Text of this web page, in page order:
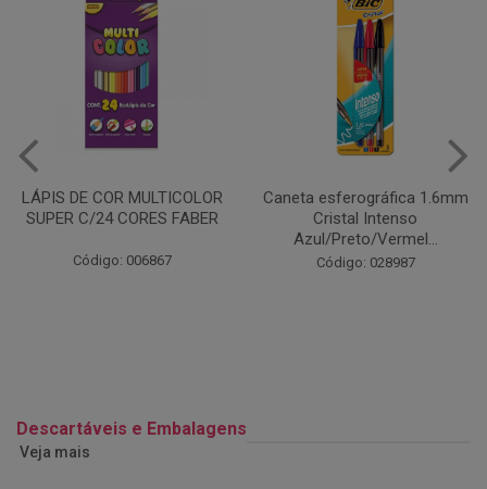
Caneta esferográfica 1.6mm
Cristal Intenso
Código: 028987
COLA EM BASTÃO 40G - LEO
& LEO
Código: 028164
Descartáveis e Embalagens
Veja mais